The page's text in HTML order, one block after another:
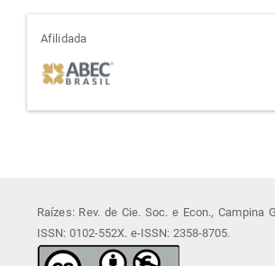
afiliada
Afilidada
Raízes: Rev. de Cie. Soc. e Econ., Campina
ISSN: 0102-552X. e-ISSN: 2358-8705.